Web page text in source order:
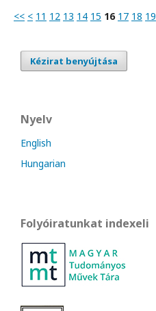
<< < 11 12 13 14 15 16 17 18 19
Kézirat benyújtása
Nyelv
English
Hungarian
Folyóiratunkat indexeli